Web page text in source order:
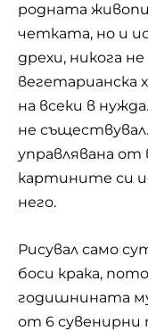
родната
четката, но и
дрехи, никога
вегетарианска
на всеки в
не
управлявана от
картините си
него.
Рисувал само
боси крака,
годишнината
от 6 сувенирни